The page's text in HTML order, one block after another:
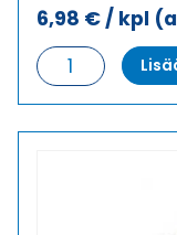
6,98 € / kpl
KANSI
KANSI
määrä